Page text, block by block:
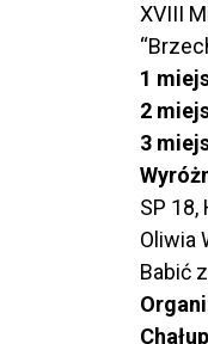
XVIII
1
2
3
SP 18,
Oliwia
Babić